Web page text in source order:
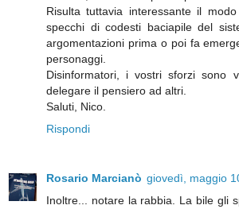
Risulta tuttavia interessante il
specchi di codesti baciapile del
argomentazioni prima o poi fa
personaggi.
Disinformatori, i vostri sforzi sono
delegare il pensiero ad altri.
Saluti, Nico.
Rispondi
Rosario Marcianò giovedì, maggio
Inoltre... notare la rabbia. La bile gli